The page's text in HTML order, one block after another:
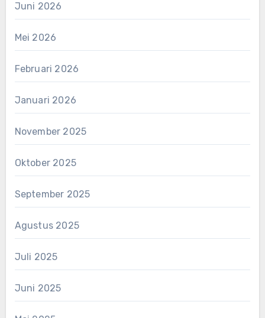
Juni 2026
Mei 2026
Februari 2026
Januari 2026
November 2025
Oktober 2025
September 2025
Agustus 2025
Juli 2025
Juni 2025